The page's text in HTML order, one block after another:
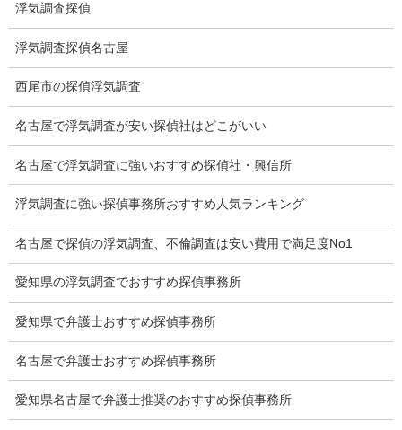
浮気調査特別プラン
ストーカー関連調査料金
所在調査 家出調査料金
お礼の言葉
Q&A
浮気証拠は何回必要か？
浮気調査時間
調査料金のご質問
浮気調査探偵
浮気調査探偵名古屋
西尾市の探偵浮気調査
名古屋で浮気調査が安い探偵社はどこがいい
名古屋で浮気調査に強いおすすめ探偵社・興信所
浮気調査に強い探偵事務所おすすめ人気ランキング
名古屋で探偵の浮気調査、不倫調査は安い費用で満足度No1
愛知県の浮気調査でおすすめ探偵事務所
愛知県で弁護士おすすめ探偵事務所
名古屋で弁護士おすすめ探偵事務所
愛知県名古屋で弁護士推奨のおすすめ探偵事務所